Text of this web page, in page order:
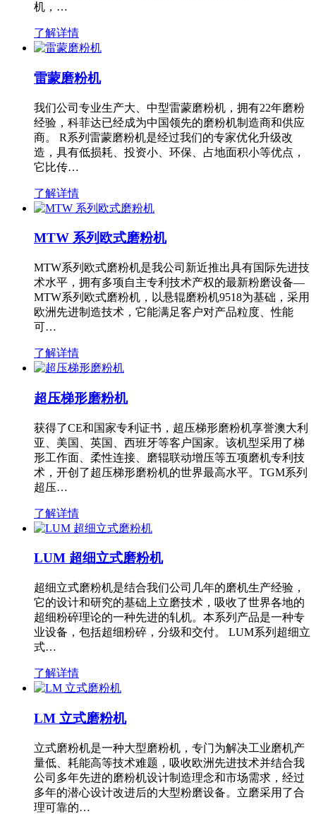
机，…
了解详情
雷蒙磨粉机
我们公司专业生产大、中型雷蒙磨粉机，拥有22年磨粉
经验，科菲达已经成为中国领先的磨粉机制造商和供应
商。 R系列雷蒙磨粉机是经过我们的专家优化升级改
造，具有低损耗、投资小、环保、占地面积小等优点，
它比传…
了解详情
MTW 系列欧式磨粉机
MTW系列欧式磨粉机是我公司新近推出具有国际先进技
术水平，拥有多项自主专利技术产权的最新粉磨设备—
MTW系列欧式磨粉机，以悬辊磨粉机9518为基础，采用
欧洲先进制造技术，它能满足客户对产品粒度、性能
可…
了解详情
超压梯形磨粉机
获得了CE和国家专利证书，超压梯形磨粉机享誉澳大利
亚、美国、英国、西班牙等客户国家。该机型采用了梯
形工作面、柔性连接、磨辊联动增压等五项磨机专利技
术，开创了超压梯形磨粉机的世界最高水平。TGM系列
超压…
了解详情
LUM 超细立式磨粉机
超细立式磨粉机是结合我们公司几年的磨机生产经验，
它的设计和研究的基础上立磨技术，吸收了世界各地的
超细粉碎理论的一种先进的轧机。本系列产品是一种专
业设备，包括超细粉碎，分级和交付。 LUM系列超细立
式…
了解详情
LM 立式磨粉机
立式磨粉机是一种大型磨粉机，专门为解决工业磨机产
量低、耗能高等技术难题，吸收欧洲先进技术并结合我
公司多年先进的磨粉机设计制造理念和市场需求，经过
多年的潜心设计改进后的大型粉磨设备。立磨采用了合
理可靠的…